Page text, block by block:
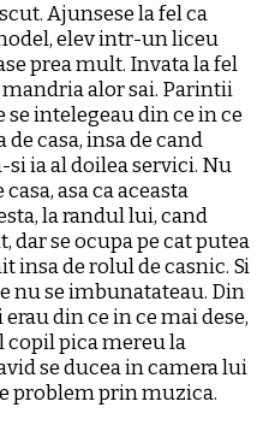
Ajunsese la fel ca
elev intr-un liceu
prea mult. Invata la fel
mandria alor sai. Parintii
se intelegeau din ce in ce
casa, insa de cand
si ia al doilea servici. Nu
asa ca aceasta
la randul lui, cand
dar se ocupa pe cat putea
insa de rolul de casnic. Si
nu se imbunatateau. Din
din ce in ce mai dese,
copil pica mereu la
se ducea in camera lui
problem prin muzica.